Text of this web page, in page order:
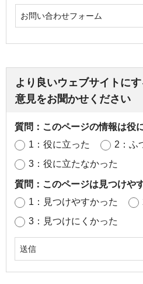
お問い合わせフォーム
より良いウェブサイトに
意見をお聞かせください
質問：このページの情報は役
1：役に立った
2：ふ
3：役に立たなかった
質問：このページは見つけや
1：見つけやすかった
3：見つけにくかった